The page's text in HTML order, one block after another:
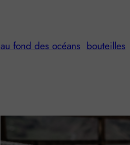
au fond des océans bouteilles